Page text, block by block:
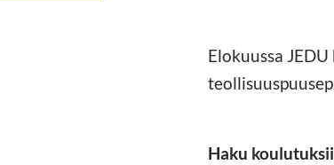
Elokuussa
Haku